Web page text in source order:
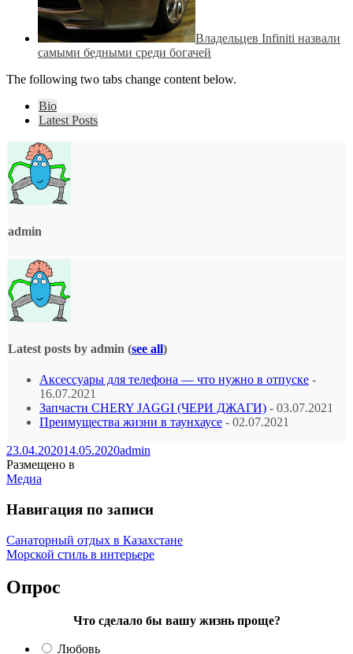
Владельцев Infiniti назвали
самыми бедными среди богачей
The following two tabs change content below.
Bio
Latest Posts
admin
Latest posts by admin (see all)
Аксессуары для телефона — что нужно в отпуске -
16.07.2021
Запчасти CHERY JAGGI (ЧЕРИ ДЖАГИ) - 03.07.2021
Преимущества жизни в таунхаусе - 02.07.2021
23.04.202014.05.2020admin
Размещено в
Медиа
Навигация по записи
Санаторный отдых в Казахстане
Морской стиль в интерьере
Опрос
Что сделало бы вашу жизнь проще?
Любовь